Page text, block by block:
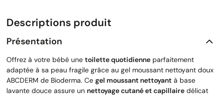
Descriptions produit
Présentation
Offrez à votre bébé une toilette quotidienne parfaitement
adaptée à sa peau fragile grâce au gel moussant nettoyant doux
ABCDERM de Bioderma. Ce gel moussant nettoyant à base
lavante douce assure un nettoyage cutané et capillaire délicat